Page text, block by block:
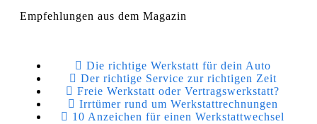
Empfehlungen aus dem Magazin
Die richtige Werkstatt für dein Auto
Der richtige Service zur richtigen Zeit
Freie Werkstatt oder Vertragswerkstatt?
Irrtümer rund um Werkstattrechnungen
10 Anzeichen für einen Werkstattwechsel